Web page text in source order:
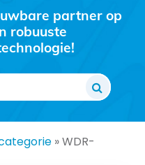
partner op
robuuste
»WDR-